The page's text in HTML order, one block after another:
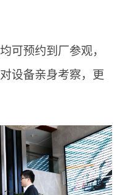
可预约到厂参观，
设备亲身考察，更